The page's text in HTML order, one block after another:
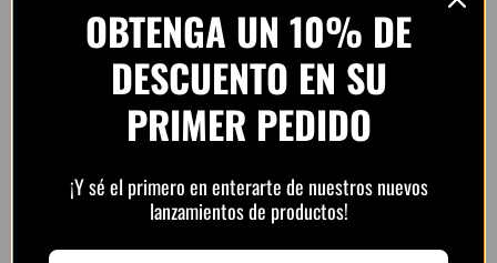
Opiniones de clientes –
4.8 / 5basado en1.240
opiniones
OBTENGA UN 10% DE
DESCUENTO EN SU
PRIMER PEDIDO
¡Y sé el primero en enterarte de nuestros nuevos
lanzamientos de productos!